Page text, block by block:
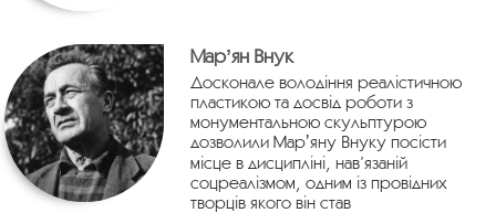
Марʼян Внук
Досконале володіння реалістичною
пластикою та досвід роботи з
монументальною скульптурою
дозволили Марʼяну Внуку посісти
місце в дисципліні, нав’язаній
соцреалізмом, одним із провідних
творців якого він став